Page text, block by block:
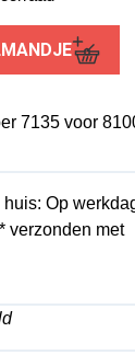
7135 voor
huis: Op
verzonden met